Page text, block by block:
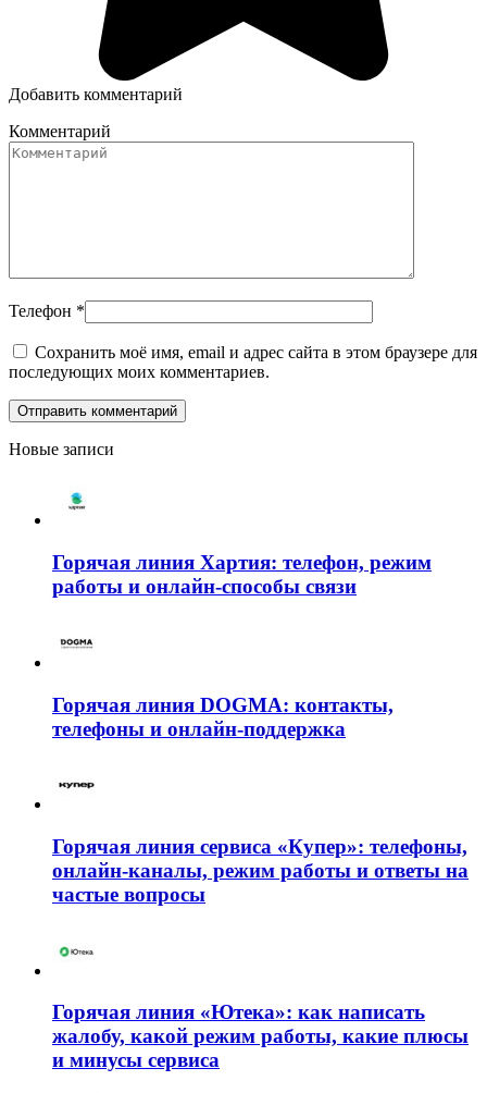
Добавить комментарий
Комментарий
Телефон *
Сохранить моё имя, email и адрес сайта в этом браузере для
последующих моих комментариев.
Новые записи
Горячая линия Хартия: телефон, режим
работы и онлайн-способы связи
Горячая линия DOGMA: контакты,
телефоны и онлайн-поддержка
Горячая линия сервиса «Купер»: телефоны,
онлайн-каналы, режим работы и ответы на
частые вопросы
Горячая линия «Ютека»: как написать
жалобу, какой режим работы, какие плюсы
и минусы сервиса